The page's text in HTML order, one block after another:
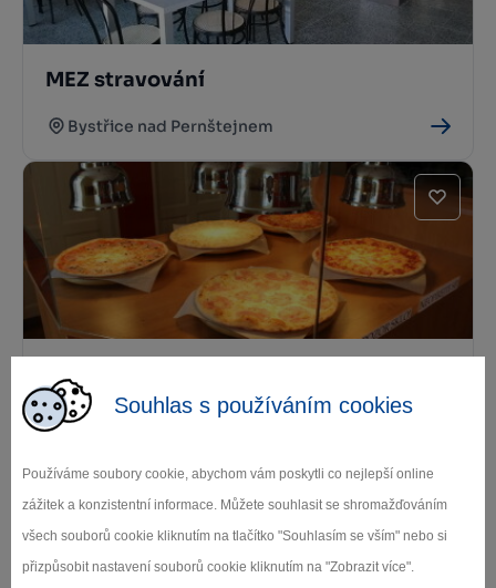
Souhlas s používáním cookies
Používáme soubory cookie, abychom vám poskytli co nejlepší online
zážitek a konzistentní informace. Můžete souhlasit se shromažďováním
všech souborů cookie kliknutím na tlačítko "Souhlasím se vším" nebo si
přizpůsobit nastavení souborů cookie kliknutím na "Zobrazit více".
MEZ stravování
Bystřice nad Pernštejnem
PIzza Piazza
Bystřice nad Pernštejnem